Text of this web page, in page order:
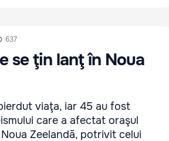
637
se ţin lanţ în Noua
viaţa, iar 45 au fost
care a afectat oraşul
Zeelandă, potrivit celui